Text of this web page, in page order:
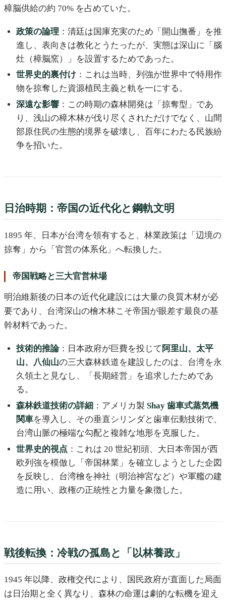
樟脳供給の約 70% を占めていた。
政策の論理 ：清廷は国庫充実のため「開山撫番」を推
進し、表向きは教化とうたったが、実態は深山に「腦
灶（樟脳窯）」を設置するためであった。
世界史的裏付け ：これは当時、列強が世界中で特用作
物を掠奪した資源植民主義と軌を一にする。
深遠な影響 ：この時期の森林開発は「掠奪型」であ
り、浅山の樟木林が伐り尽くされただけでなく、山間
部原住民の生態的境界を破壊し、百年にわたる民族紛
争を招いた。
日治時期：帝国の近代化と鋼軌文明
1895 年、日本が台湾を領有すると、林業政策は「辺境の
掠奪」から「官営の体系化」へ転換した。
帝国戦略と三大官営林場
明治維新後の日本の近代化建設には大量の良質木材が必
要であり、台湾深山の檜木林こそ帝国が眼差す最良の基
幹材料であった。
技術的推論：日本政府が巨費を投じて 阿里山、太平
山、八仙山の三大森林鉄道を建設したのは、台湾を永
久領土と見なし、「長期経営」を追求したためであ
る。
森林鉄道技術の詳細 ：アメリカ製 Shay 歯車式蒸気機
関車を導入し、その垂直シリンダと歯車伝動技術で、
台湾山脈の極端な勾配と複雑な地形を克服した。
世界史的視点 ：これは 20 世紀初頭、大日本帝国が西
欧列強を模倣し「帝国林業」を確立しようとした企図
を反映し、台湾檜を神社（明治神宮など）や軍艦の建
造に用い、政権の正統性と力量を象徴した。
戦後転換：冷戦の孤島と「以林養政」
1945 年以降、政権交代により、国民政府が直面した局面
は日治期と全く異なり、森林の命運は劇的な転機を迎え